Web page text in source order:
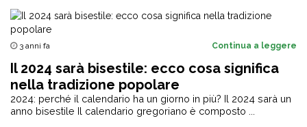
3 anni fa Continua a leggere
Il 2024 sarà bisestile: ecco cosa significa
nella tradizione popolare
2024: perché il calendario ha un giorno in più? Il 2024 sarà un
anno bisestile Il calendario gregoriano è composto ...